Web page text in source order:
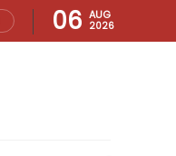
06 AUG
2026